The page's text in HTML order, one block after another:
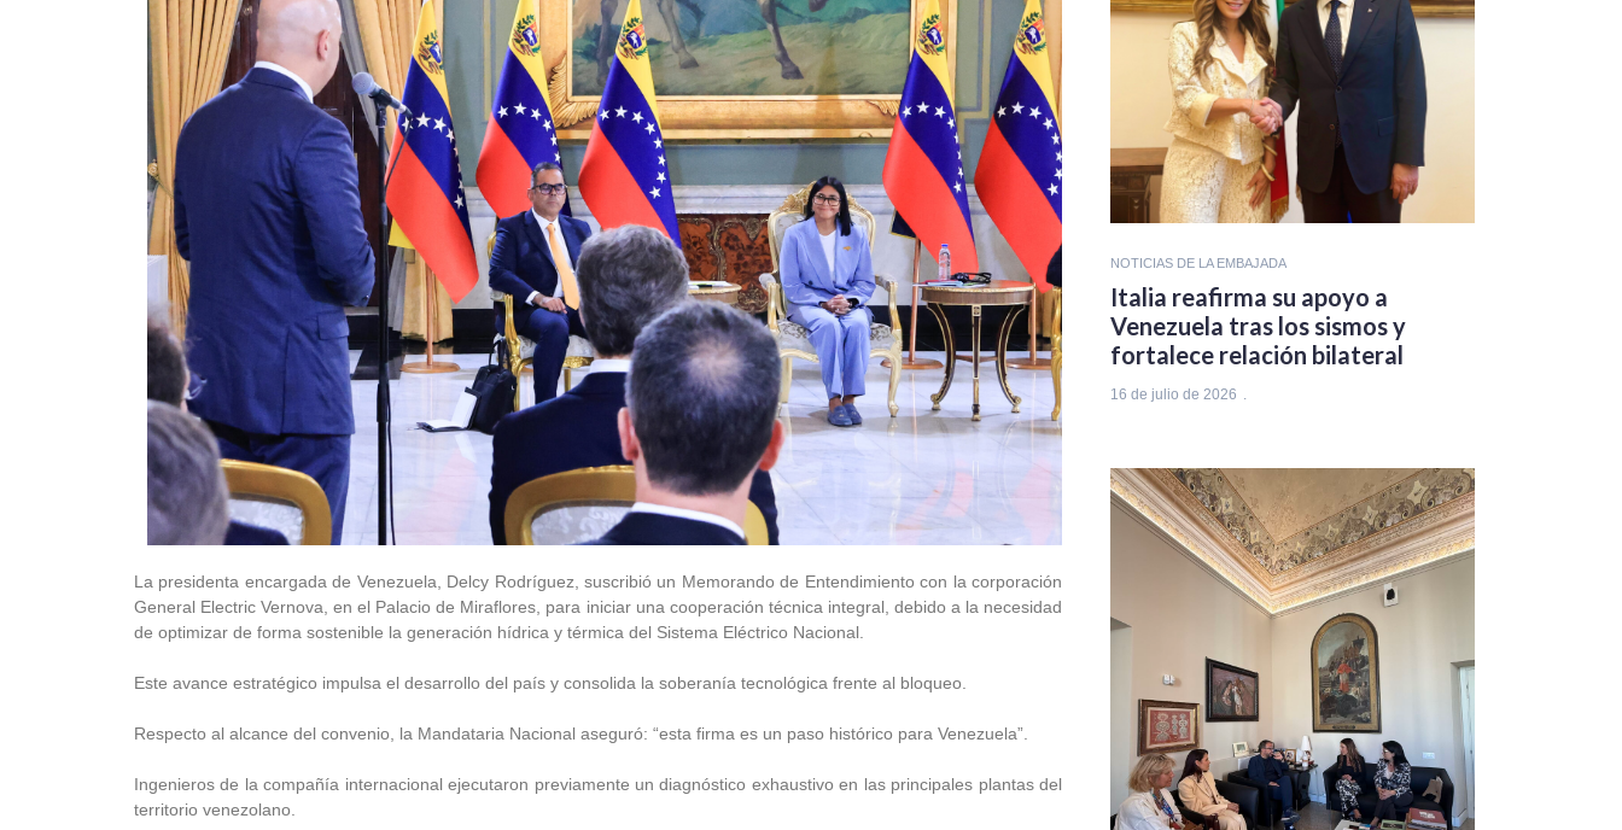
La presidenta encargada de Venezuela, Delcy Rodríguez, suscribió un Memorando de Entendimiento con la corporación
General Electric Vernova, en el Palacio de Miraflores, para iniciar una cooperación técnica integral, debido a la necesidad
de optimizar de forma sostenible la generación hídrica y térmica del Sistema Eléctrico Nacional.
Este avance estratégico impulsa el desarrollo del país y consolida la soberanía tecnológica frente al bloqueo.
Respecto al alcance del convenio, la Mandataria Nacional aseguró: “esta firma es un paso histórico para Venezuela”.
Ingenieros de la compañía internacional ejecutaron previamente un diagnóstico exhaustivo en las principales plantas del
territorio venezolano.
NOTICIAS DE LA EMBAJADA
Italia reafirma su apoyo a
Venezuela tras los sismos y
fortalece relación bilateral
16 de julio de 2026